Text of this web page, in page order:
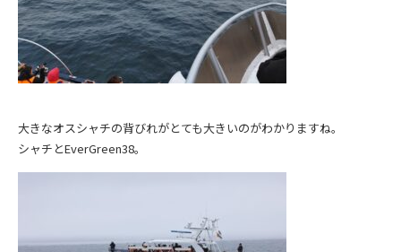
大きなオスシャチの背びれがとても大きいのがわかりますね。
シャチとEverGreen38。